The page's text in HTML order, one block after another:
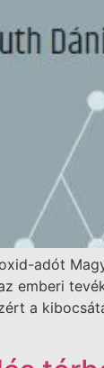
adót
emberi
a